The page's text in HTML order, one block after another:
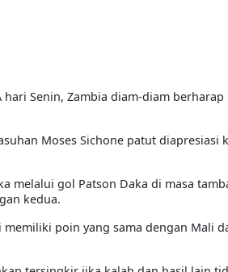
Senin, Zambia diam-diam berharap
Moses Sichone patut diapresiasi
melalui gol Patson Daka di masa
kedua.
poin yang sama dengan Mali